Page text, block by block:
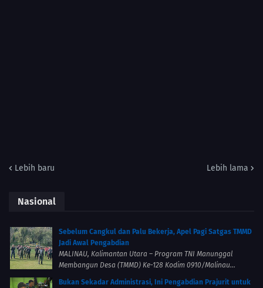
Lebih baru Lebih lama
Nasional
Sebelum Cangkul dan Palu Bekerja, Apel Pagi Satgas TMMD
Jadi Awal Pengabdian
MALINAU, Kalimantan Utara – Program TNI Manunggal
Membangun Desa (TMMD) Ke-128 Kodim 0910/Malinau...
Bukan Sekadar Administrasi, Ini Pengabdian Prajurit untuk